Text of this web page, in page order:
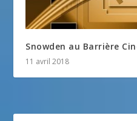
Snowden au Barrière
11 avril 2018